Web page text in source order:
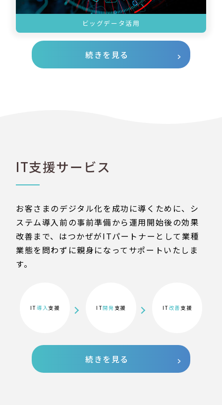
ビッグデータ活用
続きを見る
IT支援サービス
お客さまのデジタル化を成功に導くために、シ
ステム導入前の事前準備から運用開始後の効果
改善まで、はつかぜがITパートナーとして業種
業態を問わずに親身になってサポートいたしま
す。
IT導入 支援 IT開発 支援 IT改善 支援
続きを見る